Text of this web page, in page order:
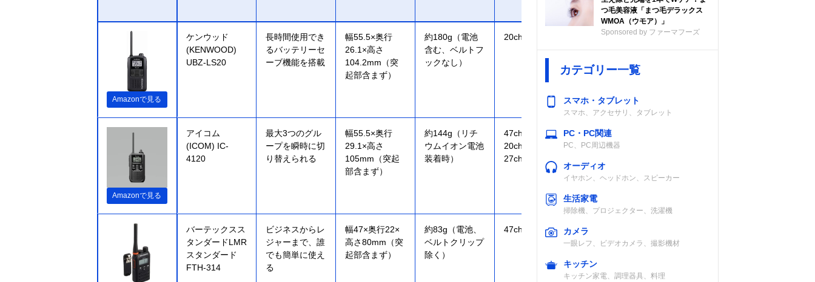
能
Amazonで見る
ケンウッド
(KENWOOD)
UBZ-LS20
長時間使用でき
るバッテリーセ
ーブ機能を搭載
幅55.5×奥行
26.1×高さ
104.2mm（突
起部含まず）
約180g（電池
含む、ベルトフ
ックなし）
20ch（交互）
単3形アルカリ
IP54
Amazonで見る
アイコム
(ICOM) IC-
4120
最大3つのグル
ープを瞬時に切
り替えられる
幅55.5×奥行
29.1×高さ
105mm（突起
部含まず）
約144g（リチ
ウムイオン電池
装着時）
47ch（交互
20ch＋中継
27ch）
単3形アルカリ
乾電池×3または
電池BP-258
バーテックスス
タンダードLMR
スタンダード
FTH-314
ビジネスからレ
ジャーまで、誰
でも簡単に使え
る
幅47×奥行22×
高さ80mm（突
起部含まず）
約83g（電池、
ベルトクリップ
除く）
47ch
ニッケル水素バ
ッテリーまたは
電池×1
つ毛美容液「まつ毛デラックス
WMOA（ウモア）」
Sponsored by ファーマフーズ
カテゴリー一覧
スマホ・タブレット
スマホ、アクセサリ、タブレット
PC・PC関連
PC、PC周辺機器
オーディオ
イヤホン、ヘッドホン、スピーカー
生活家電
掃除機、プロジェクター、洗濯機
カメラ
一眼レフ、ビデオカメラ、撮影機材
キッチン
キッチン家電、調理器具、料理